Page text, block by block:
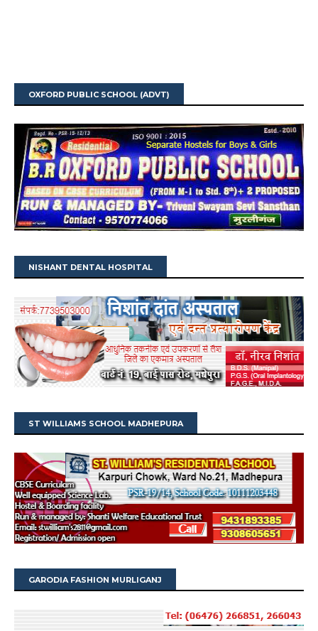
OXFORD PUBLIC SCHOOL (ADVT)
NISHANT DENTAL HOSPITAL
ST WILLIAMS SCHOOL MADHEPURA
GARODIA FASHION MURLIGANJ